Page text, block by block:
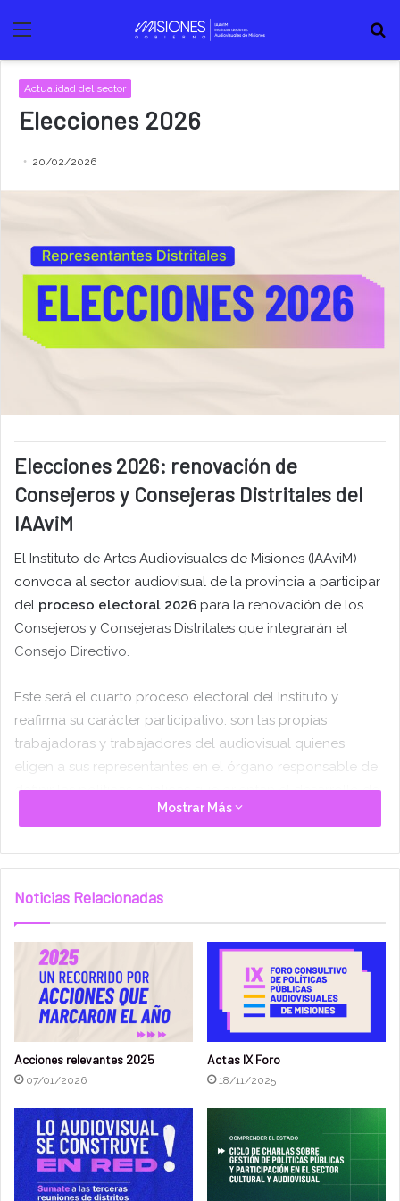
Menú
Actualidad del sector
Elecciones 2026
20/02/2026
Elecciones 2026: renovación de
Consejeros y Consejeras Distritales del
IAAviM
El Instituto de Artes Audiovisuales de Misiones (IAAviM)
convoca al sector audiovisual de la provincia a participar
del proceso electoral 2026 para la renovación de los
Consejeros y Consejeras Distritales que integrarán el
Consejo Directivo.
Este será el cuarto proceso electoral del Instituto y
reafirma su carácter participativo: son las propias
trabajadoras y trabajadores del audiovisual quienes
eligen a sus representantes en el órgano responsable de
definir las políticas públicas que orientan el desarrollo de
la actividad en Misiones.
Calendario Electoral 2026
Publicación del padrón provisorio:
marzo de 2026 – 12:00 hs
Conformación de la Junta Electoral y Mesa
Electoral:lunes 6 de abril de 2026 – 12:00 hs
Publicación de listas provisorias: martes 7 de abril
de 2026
Impugnación de listas ( fecha límite):
abril de 2026 – hasta las 18:00 hs
Oficialización de listas y comunicación
institucional:jueves 16 de abril de 2026
Cierre definitivo del padrón electoral:lunes 11 de
mayo de 2026 – hasta las 12:00 hs
Mostrar Más
Noticias Relacionadas
Acciones relevantes 2025
07/01/2026
Actas IX Foro
18/11/2025